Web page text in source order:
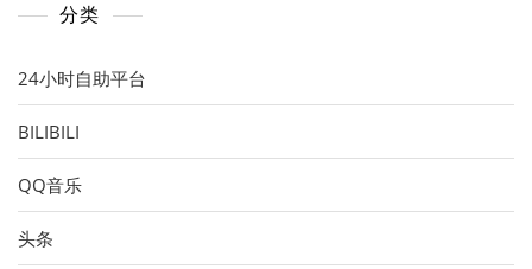
分类
24小时自助平台
BILIBILI
QQ音乐
头条